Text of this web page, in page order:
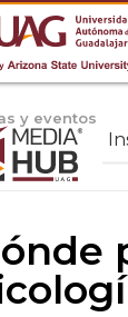
y eventos